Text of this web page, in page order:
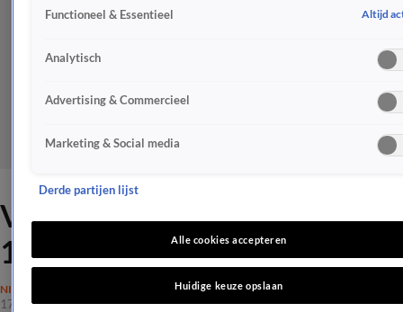
Vijfde editie van Hollandse
100 met prins Bernhard
NIEUWS
17 mrt 2019, 23:53
Functioneel & Essentieel Altijd
Analytisch
Advertising & Commercieel
Marketing & Social media
Derde partijen lijst
Alle cookies accepteren
Huidige keuze opslaan